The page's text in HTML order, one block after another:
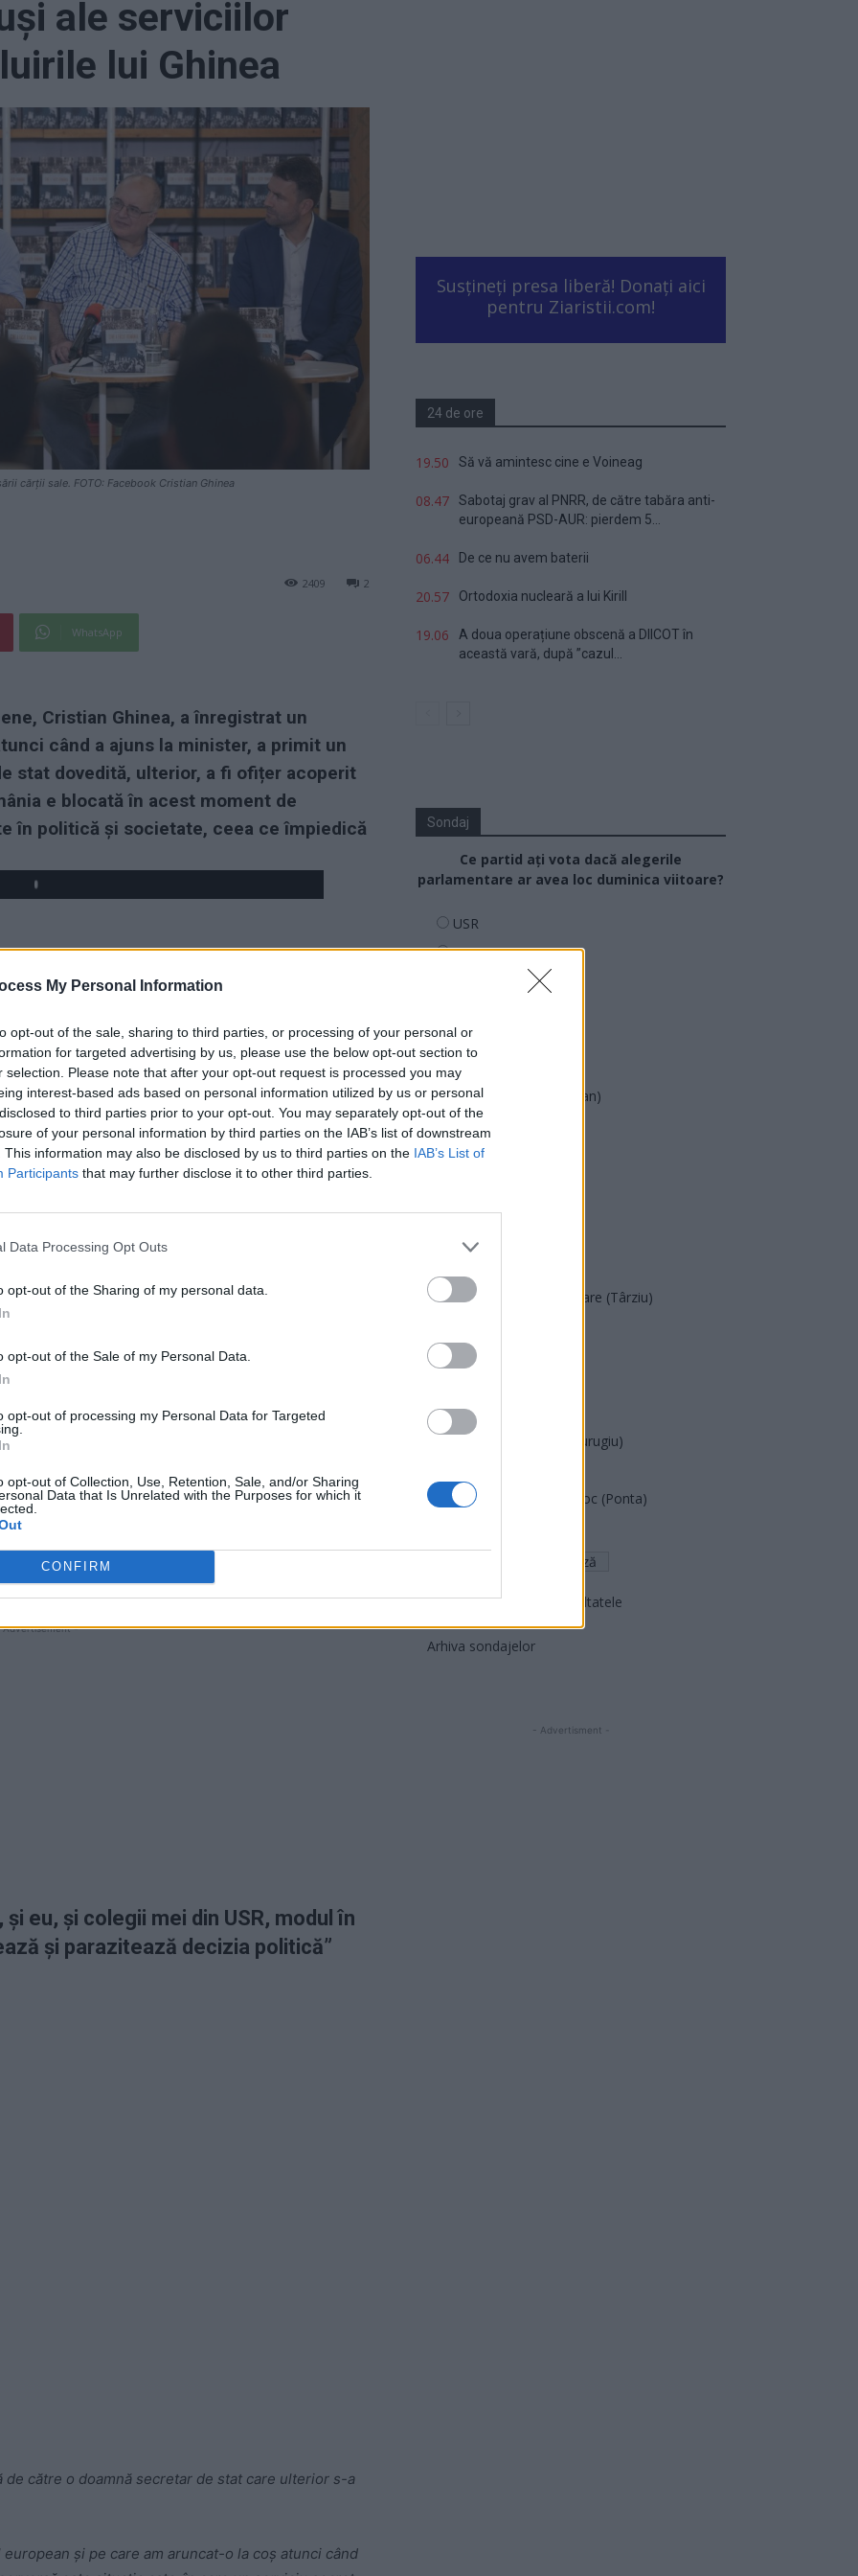
My Personal Information
opt-out of the sale, sharing to third parties, or processing of your personal or
for targeted advertising by us, please use the below opt-out section to
selection. Please note that after your opt-out request is processed you may
interest-based ads based on personal information utilized by us or personal
to third parties prior to your opt-out. You may separately opt-out of the
of your personal information by third parties on the IAB’s list of downstream
This information may also be disclosed by us to third parties on the IAB’s List of
Participants that may further disclose it to other third parties.
Data Processing Opt Outs
opt-out of the Sharing of my personal data.
opt-out of the Sale of my Personal Data.
opt-out of processing my Personal Data for Targeted
opt-out of Collection, Use, Retention, Sale, and/or Sharing
Data that Is Unrelated with the Purposes for which it
CONFIRM
ale serviciilor
lui Ghinea
cărții sale. FOTO: Facebook Cristian Ghinea
2
2409
WhatsApp
Cristian Ghinea, a înregistrat un
când a ajuns la minister, a primit un
stat dovedită, ulterior, a fi ofițer acoperit
e blocată în acest moment de
în politică și societate, ceea ce împiedică
a lansat cartea „Cine a făcut România. Răscrucile
neștiute sau nemediatizate din perioada în care
august 2021. Cristian Ghinea a făcut, în
între modul în care serviciile secrete, Armata și
în perioada interbelică, pe de o parte, și
tamponat și „călcat pe cap” (după cum s-a
1920-1930, tot așa și USR-ul este hărțuit de servicii
a serviciilor secrete în decizii de
ar trebui luate de cei care au fost votați de popor
-
eu, și colegii mei din USR, modul în
și parazitează decizia politică”
de către o doamnă secretar de stat care ulterior s-a
și pe care am aruncat-o la coș atunci când
Susțineți presa liberă! Donați aici
pentru Ziaristii.com!
24 de ore
19.50 Să vă amintesc cine e Voineag
08.47
Sabotaj grav al PNRR, de către tabăra anti-
europeană PSD-AUR: pierdem 5...
06.44 De ce nu avem baterii
20.57 Ortodoxia nucleară a lui Kirill
19.06
A doua operațiune obscenă a DIICOT în
această vară, după ”cazul...
Sondaj
Ce partid ați vota dacă alegerile
parlamentare ar avea loc duminica viitoare?
USR
PNL
UDMR
PMP (Tomac)
Forța Dreptei (L. Orban)
REPER
SOS (Șoșoacă)
POT (Gavrilă)
Acțiunea Conservatoare (Târziu)
PUSL (D. Voiculescu)
PNCR (Terheș)
Partidul Patrioților (Surugiu)
România pe Primul Loc (Ponta)
Arată rezultatele
Arhiva sondajelor
- Advertisment -